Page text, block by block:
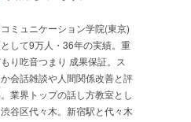
ミュニケーション学院(東京)
して9万人・36年の実績。重
り吃音つまり 成果保証。ス
会話雑談や人間関係改善と評
業界トップの話し方教室とし
谷区代々木。新宿駅と代々木